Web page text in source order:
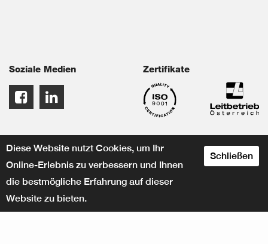
Soziale Medien Zertifikate
Diese Website nutzt Cookies, um Ihr
Online-Erlebnis zu verbessern und Ihnen
die bestmögliche Erfahrung auf dieser
Website zu bieten.
Schließen